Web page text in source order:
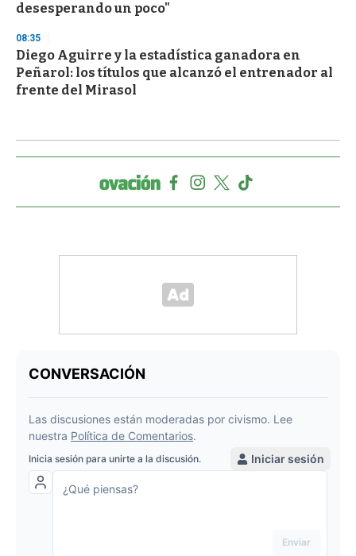
desesperando un poco"
08:35
Diego Aguirre y la estadística ganadora en
Peñarol: los títulos que alcanzó el entrenador al
frente del Mirasol